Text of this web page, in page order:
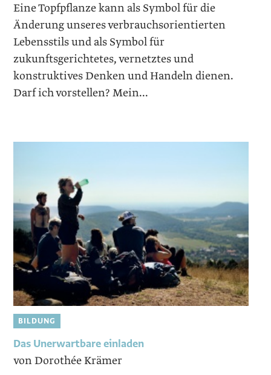
Eine Topfpflanze kann als Symbol für die
Änderung unseres verbrauchsorientierten
Lebensstils und als Symbol für
zukunftsgerichtetes, vernetztes und
konstruktives Denken und Handeln dienen.
Darf ich vorstellen? Mein...
BILDUNG
Das Unerwartbare einladen
von Dorothée Krämer